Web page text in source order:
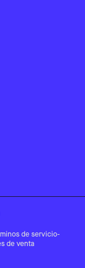
de servicio-
de venta